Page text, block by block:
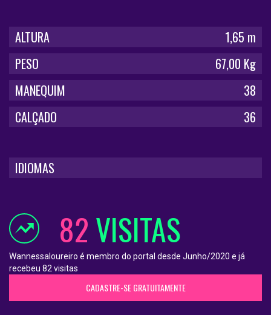
ALTURA
1,65 m
PESO
67,00 Kg
MANEQUIM
38
CALÇADO
36
IDIOMAS
82VISITAS
Wannessaloureiro é membro do portal desde Junho/2020 e já
recebeu 82 visitas
CADASTRE-SE GRATUITAMENTE